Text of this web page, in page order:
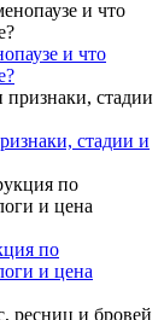
и что
стадии и
по
и цена